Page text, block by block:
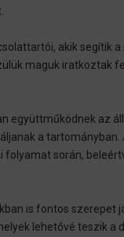
akik segítik
maguk iratkoztak
együttműködnek az
a tartományban.
folyamat során,
is fontos szerepet
lehetővé teszik a